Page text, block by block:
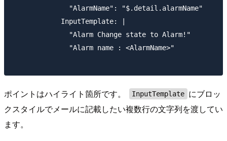
              "AlarmName": "$.detail.alarmName"
            InputTemplate: |
              "Alarm Change state to Alarm!"
              "Alarm name : <AlarmName>"
ポイントはハイライト箇所です。 InputTemplate にブロッ
クスタイルでメールに記載したい複数行の文字列を渡してい
ます。